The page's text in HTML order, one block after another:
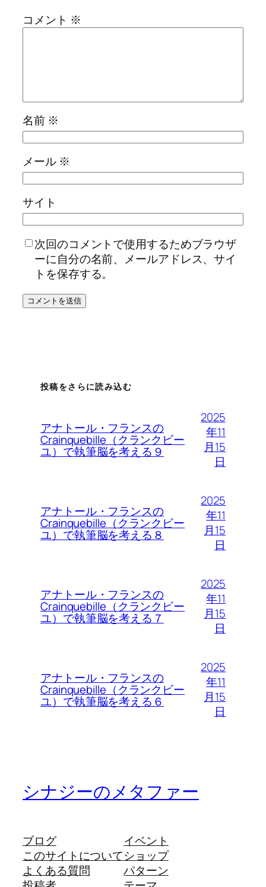
コメント ※
名前 ※
メール ※
サイト
次回のコメントで使用するためブラウザ
ーに自分の名前、メールアドレス、サイ
トを保存する。
投稿をさらに読み込む
アナトール・フランスの
Crainquebille（クランクビー
ユ）で執筆脳を考える９
2025
年11
月15
日
アナトール・フランスの
Crainquebille（クランクビー
ユ）で執筆脳を考える８
2025
年11
月15
日
アナトール・フランスの
Crainquebille（クランクビー
ユ）で執筆脳を考える７
2025
年11
月15
日
アナトール・フランスの
Crainquebille（クランクビー
ユ）で執筆脳を考える６
2025
年11
月15
日
シナジーのメタファー
ブログ
このサイトについて
よくある質問
イベント
ショップ
パターン